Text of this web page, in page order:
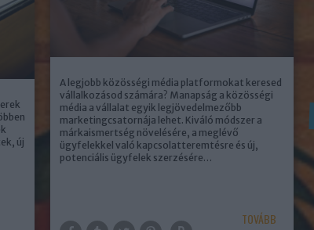
új
A legjobb közösségi média platformokat keresed
vállalkozásod számára? Manapság a közösségi
média a vállalat egyik legjövedelmezőbb
marketingcsatornája lehet. Kiváló módszer a
márkaismertség növelésére, a meglévő
ügyfelekkel való kapcsolatteremtésre és új,
potenciális ügyfelek szerzésére…
TOVÁBB